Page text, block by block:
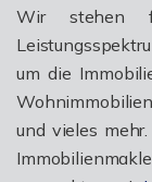
Wir stehen
um die
und vieles